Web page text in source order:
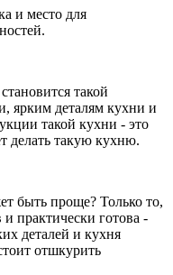
и место для
такой
ярким деталям кухни и
такой кухни - это
делать такую кухню.
быть проще? Только то,
практически готова -
деталей и кухня
отшкурить